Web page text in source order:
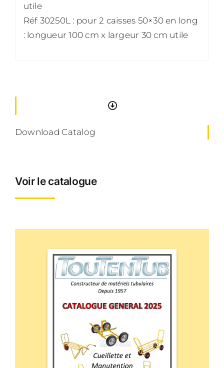
utile
Réf 30250L : pour 2 caisses 50×30 en long
: longueur 100 cm x largeur 30 cm utile
Download Catalog
Voir le catalogue